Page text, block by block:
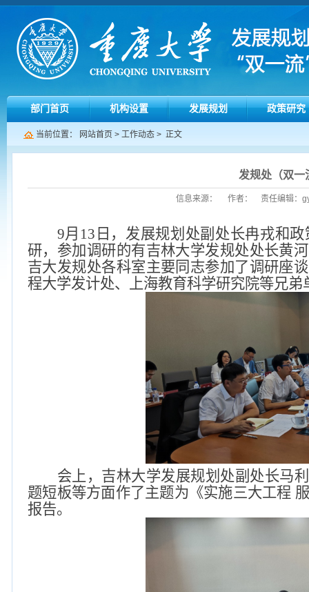
部门首页 机构设置 发展规划 政策研究
当前位置： 网站首页 > 工作动态 > 正文
发规处（双一
信息来源： 作者： 责任编辑：
9月13日，发展规划处副处长冉戎和
研，参加调研的有吉林大学发规处处长黄
吉大发规处各科室主要同志参加了调研座
程大学发计处、上海教育科学研究院等兄弟
会上 ，吉林大学发展规划处副处长马
题短板等方面作了主题为《实施三大工程
报告。